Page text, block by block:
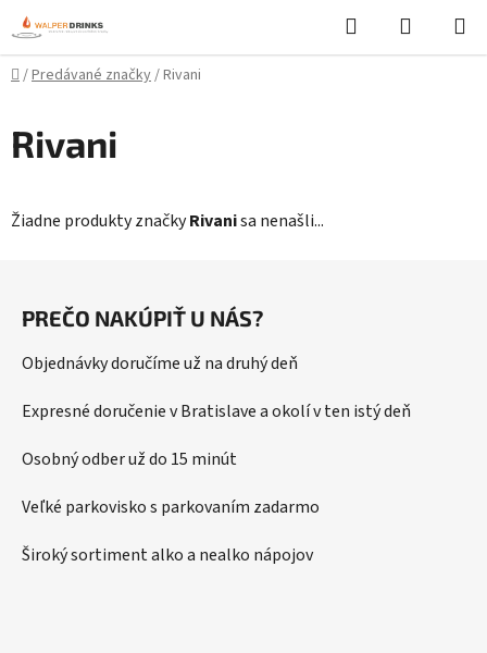
Prejsť
na
obsah
Hľadať
KOŠÍK
Domov
/Predávané značky/Rivani
Rivani
Žiadne produkty značkyRivanisa nenašli...
PREČO NAKÚPIŤ U NÁS?
Objednávky doručíme už na druhý deň
Expresné doručenie v Bratislave a okolí v ten istý deň
Osobný odber už do 15 minút
Veľké parkovisko s parkovaním zadarmo
Široký sortiment alko a nealko nápojov